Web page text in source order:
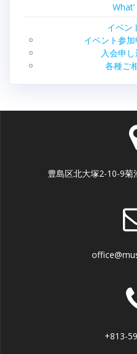
イベン
イベント参
入会申
各種ご
豊島区北大塚2-10-9菊
+813-